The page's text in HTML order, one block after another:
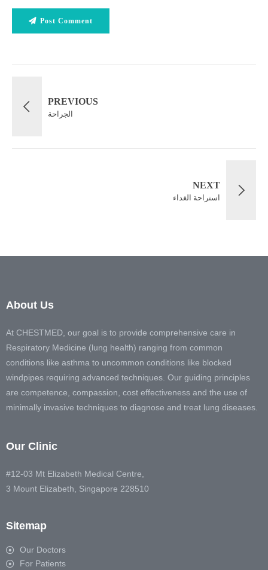
Post Comment
PREVIOUS
الجراحة
NEXT
استراحة الغداء
About Us
At CHESTMED, our goal is to provide comprehensive care in
Respiratory Medicine (lung health) ranging from common
conditions like asthma to uncommon conditions like blocked
windpipes requiring advanced techniques. Our guiding principles
are competence, compassion, cost effectiveness and the use of
minimally invasive techniques to diagnose and treat lung diseases.
Our Clinic
#12-03 Mt Elizabeth Medical Centre,
3 Mount Elizabeth, Singapore 228510
Sitemap
Our Doctors
For Patients